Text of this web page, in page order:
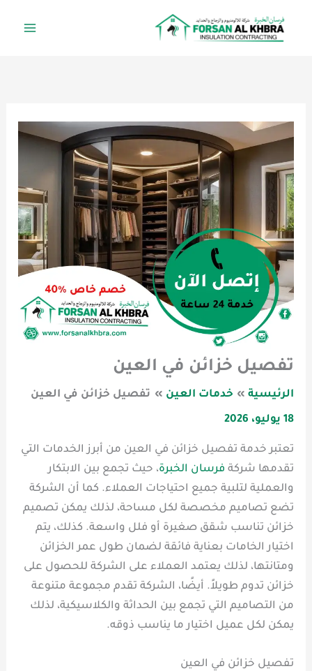
تفصيل خزائن في العين
الرئيسية خدمات العين تفصيل خزائن في العين
18 يوليو، 2026
تعتبر خدمة تفصيل خزائن في العين من أبرز الخدمات التي
تقدمها شركة فرسان الخبرة، حيث تجمع بين الابتكار
والعملية لتلبية جميع احتياجات العملاء. كما أن الشركة
تضع تصاميم مخصصة لكل مساحة، لذلك يمكن تصميم
خزائن تناسب شقق صغيرة أو فلل واسعة. كذلك، يتم
اختيار الخامات بعناية فائقة لضمان طول عمر الخزائن
ومتانتها، لذلك يعتمد العملاء على الشركة للحصول على
خزائن تدوم طويلاً. أيضًا، الشركة تقدم مجموعة متنوعة
من التصاميم التي تجمع بين الحداثة والكلاسيكية، لذلك
يمكن لكل عميل اختيار ما يناسب ذوقه.
تفصيل خزائن في العين